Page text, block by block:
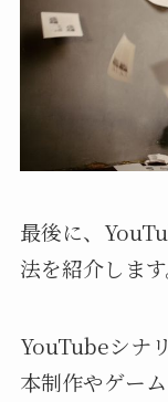
最後に、
法を紹介します
YouTubeシナ
本制作やゲー